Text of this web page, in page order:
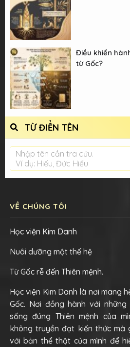
Điều khiển
từ Gốc?
TỪ ĐIỂN TÊN
Nhập tên cần tra cứu.
Ví dụ: Hiếu, Đức Hiếu
VỀ CHÚNG TÔI
Học viện Kim Danh
Nuôi dưỡng một thế hệ
Từ Gốc rễ đến Thiên mệnh.
Học viện Kim Danh là nơi mang
Gốc. Nơi đồng hành với
sống đúng Thiên mệnh của
không truyền đạt kiến thức mà
với bản thể thật của mình để